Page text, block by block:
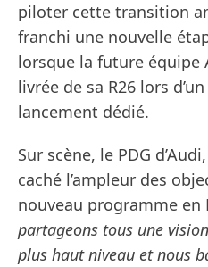
piloter cette transition
franchi une nouvelle
lorsque la future équipe
livrée de sa R26 lors
lancement dédié.
Sur scène, le PDG
caché l’ampleur des
nouveau programme en
partageons tous une
plus haut niveau et nous